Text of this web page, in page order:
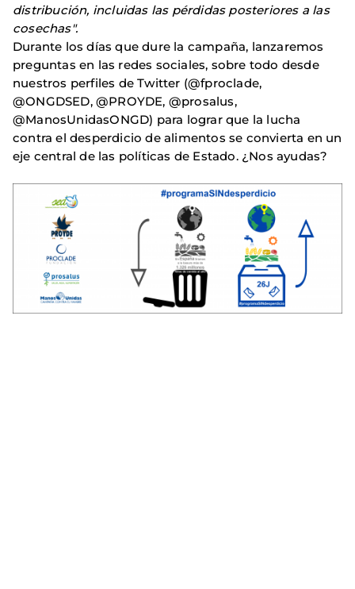
distribución, incluidas las pérdidas posteriores a las
cosechas".
Durante los días que dure la campaña, lanzaremos
preguntas en las redes sociales, sobre todo desde
nuestros perfiles de Twitter (@fproclade,
@ONGDSED, @PROYDE, @prosalus,
@ManosUnidasONGD) para lograr que la lucha
contra el desperdicio de alimentos se convierta en un
eje central de las políticas de Estado. ¿Nos ayudas?